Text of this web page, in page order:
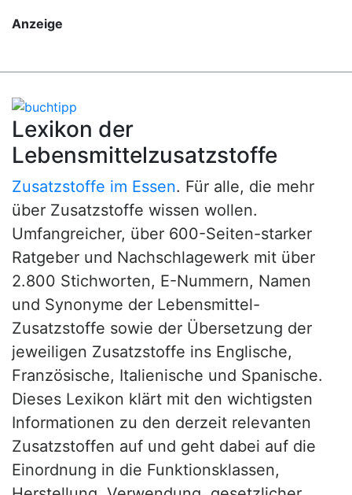
Anzeige
Lexikon der
Lebensmittelzusatzstoffe
Zusatzstoffe im Essen. Für alle, die mehr
über Zusatzstoffe wissen wollen.
Umfangreicher, über 600-Seiten-starker
Ratgeber und Nachschlagewerk mit über
2.800 Stichworten, E-Nummern, Namen
und Synonyme der Lebensmittel-
Zusatzstoffe sowie der Übersetzung der
jeweiligen Zusatzstoffe ins Englische,
Französische, Italienische und Spanische.
Dieses Lexikon klärt mit den wichtigsten
Informationen zu den derzeit relevanten
Zusatzstoffen auf und geht dabei auf die
Einordnung in die Funktionsklassen,